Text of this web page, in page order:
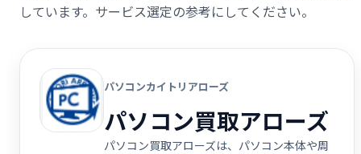
しています。サービス選定の参考にしてください。
パソコンカイトリアローズ
パソコン買取アローズ
パソコン買取アローズは、パソコン本体や周